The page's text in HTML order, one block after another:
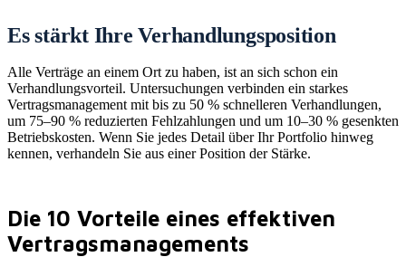
Es stärkt Ihre Verhandlungsposition
Alle Verträge an einem Ort zu haben, ist an sich schon ein
Verhandlungsvorteil. Untersuchungen verbinden ein starkes
Vertragsmanagement mit bis zu 50 % schnelleren Verhandlungen,
um 75–90 % reduzierten Fehlzahlungen und um 10–30 % gesenkten
Betriebskosten. Wenn Sie jedes Detail über Ihr Portfolio hinweg
kennen, verhandeln Sie aus einer Position der Stärke.
Die 10 Vorteile eines effektiven
Vertragsmanagements